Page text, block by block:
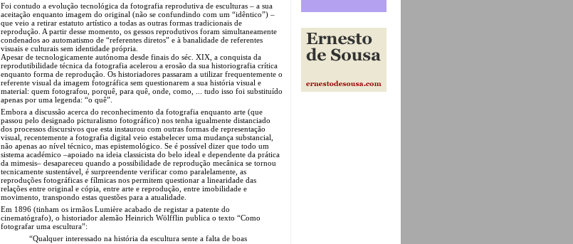
Foi contudo a evolução tecnológica da fotografia reprodutiva de esculturas – a sua
aceitação enquanto imagem do original (não se confundindo com um “idêntico”) –
que veio a retirar estatuto artístico a todas as outras formas tradicionais de
reprodução. A partir desse momento, os gessos reprodutivos foram simultaneamente
condenados ao automatismo de “referentes diretos” e à banalidade de referentes
visuais e culturais sem identidade própria.
Apesar de tecnologicamente autónoma desde finais do séc. XIX, a conquista da
reprodutibilidade técnica da fotografia acelerou a erosão da sua historiografia crítica
enquanto forma de reprodução. Os historiadores passaram a utilizar frequentemente o
referente visual da imagem fotográfica sem questionarem a sua história visual e
material: quem fotografou, porquê, para quê, onde, como, ... tudo isso foi substituído
apenas por uma legenda: “o quê”.
Embora a discussão acerca do reconhecimento da fotografia enquanto arte (que
passou pelo designado picturalismo fotográfico) nos tenha igualmente distanciado
dos processos discursivos que esta instaurou com outras formas de representação
visual, recentemente a fotografia digital veio estabelecer uma mudança substancial,
não apenas ao nível técnico, mas epistemológico. Se é possível dizer que todo um
sistema académico –apoiado na ideia classicista do belo ideal e dependente da prática
da mimesis– desapareceu quando a possibilidade de reprodução mecânica se tornou
tecnicamente sustentável, é surpreendente verificar como paralelamente, as
reproduções fotográficas e fílmicas nos permitem questionar a linearidade das
relações entre original e cópia, entre arte e reprodução, entre imobilidade e
movimento, transpondo estas questões para a atualidade.
Em 1896 (tinham os irmãos Lumière acabado de registar a patente do
cinematógrafo), o historiador alemão Heinrich Wölfflin publica o texto “Como
fotografar uma escultura”:
“Qualquer interessado na história da escultura sente a falta de boas